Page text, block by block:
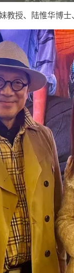
教授、陆惟华博